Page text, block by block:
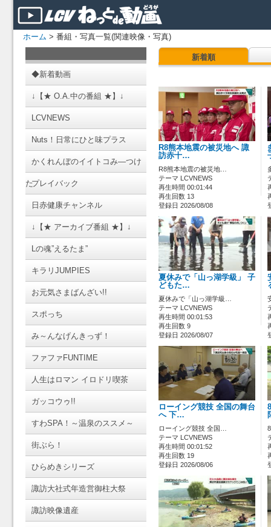
ホーム > 番組・写真一覧(関連映像・写真)
◆新着動画
↓【★ O.A.中の番組 ★】↓
LCVNEWS
Nuts！日常にひと味プラス
かくれんぼのイイトコみ―つけ
たプレイバック
日赤健康チャンネル
↓【★ アーカイブ番組 ★】↓
Lの魂”えるたま”
キラリJUMPIES
お元気さまばんざい!!
スポっち
み～んなげんきっず！
ファファFUNTIME
人生はロマン イロドリ喫茶
ガッコウゥ!!
すわSPA！～温泉のススメ～
街ぶら！
ひらめきシリーズ
諏訪大社式年造営御柱大祭
諏訪映像遺産
新着順
R8熊本地震の被災地へ 諏
訪赤十…
R8熊本地震の被災地…
テーマ LCVNEWS
再生時間 00:01:44
再生回数 13
登録日 2026/08/08
夏休みで「山っ湖学級」 子
どもた…
夏休みで「山っ湖学級…
テーマ LCVNEWS
再生時間 00:01:53
再生回数 9
登録日 2026/08/07
ローイング競技 全国の舞台
へ 下…
ローイング競技 全国…
テーマ LCVNEWS
再生時間 00:01:52
再生回数 19
登録日 2026/08/06